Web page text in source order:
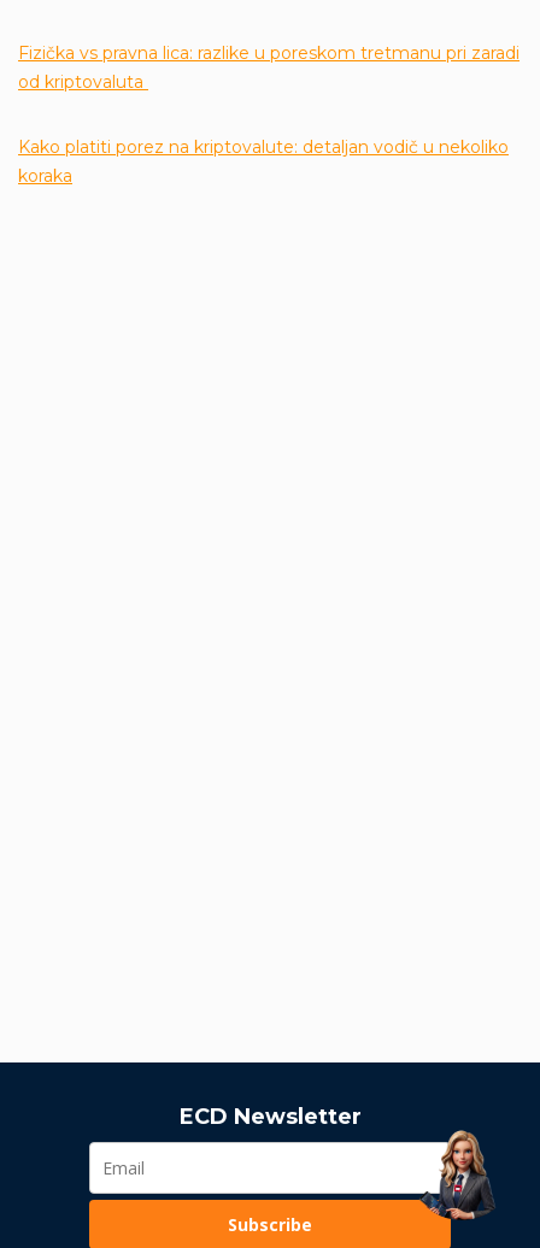
Fizička vs pravna lica: razlike u poreskom tretmanu pri zaradi
od kriptovaluta
Kako platiti porez na kriptovalute: detaljan vodič u nekoliko
koraka
ECD Newsletter
Subscribe